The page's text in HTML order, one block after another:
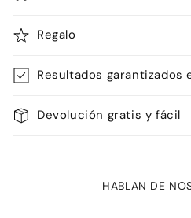
Regalo
Resultados garantizados
Devolución gratis y fácil
HABLAN DE